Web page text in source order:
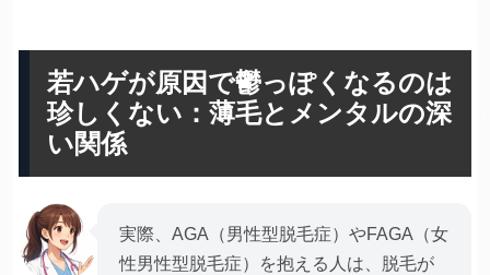
若ハゲが原因で鬱っぽくなるのは
珍しくない：薄毛とメンタルの深
い関係
実際、AGA（男性型脱毛症）やFAGA（女
性男性型脱毛症）を抱える人は、脱毛が